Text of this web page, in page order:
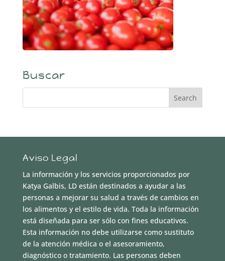
Buscar
Aviso Legal
La información y los servicios proporcionados por
Katya Galbis, LD están destinados a ayudar a las
personas a mejorar su salud a través de cambios en
los alimentos y el estilo de vida. Toda la información
está diseñada para ser sólo con fines educativos.
Esta información no debe utilizarse como sustituto
de la atención médica o el asesoramiento,
diagnóstico o tratamiento. Las personas deben